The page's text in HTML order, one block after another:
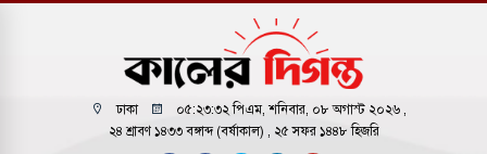
ঢাকা ০৫:২৩:৩৩ পিএম, শনিবার, ০৮ অগাস্ট ২০২৬ ,
২৪ শ্রাবণ ১৪৩৩ বঙ্গাব্দ (বর্ষাকাল) , ২৫ সফর ১৪৪৮ হিজরি